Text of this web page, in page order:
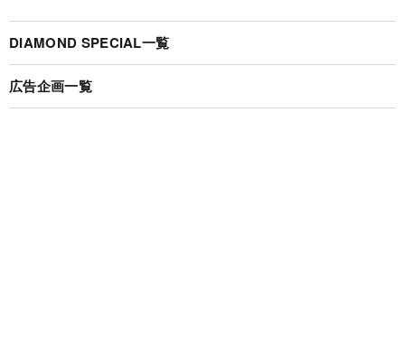
DIAMOND SPECIAL一覧
広告企画一覧